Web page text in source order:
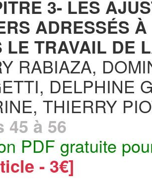
3- LES
ADRESSÉS
LE TRAVAIL DE
RABIAZA,
DELPHINE
THIERRY
45 à 56
PDF gratuite
- 3€]